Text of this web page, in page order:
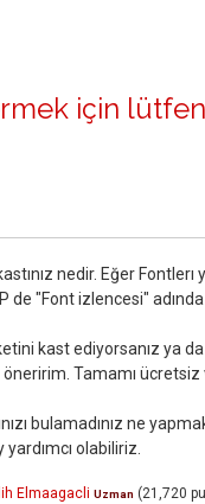
için lütfen
nedir. Eğer
de "Font izlencesi"
kast ediyorsanız ya
Tamamı ücretsiz
bulamadınız ne
olabiliriz.
Elmaagacli Uzman (21,720